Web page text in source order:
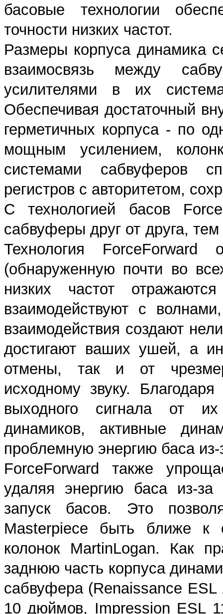
басовые технологии
точности низких частот.
Размеры корпуса динамика
взаимосвязь между
усилителями в их
Обеспечивая достаточный
герметичных корпуса - по
мощным усилением,
системами сабвуферов
регистров с авторитетом,
С технологией басов
сабвуферы друг от друга,
Технология
(обнаруженную почти во
низких частот
взаимодействуют с
взаимодействия создают
достигают ваших ушей, а
отмены, так и от
исходному звуку.
выходного сигнала от их
динамиков, активные
проблемную энергию баса
ForceForward также
удаляя энергию баса из-
запуск басов. Это
Masterpiece быть ближе к
колонок MartinLogan. Как
заднюю часть корпуса
сабвуфера (Renaissance
10 дюймов, Impression ESL